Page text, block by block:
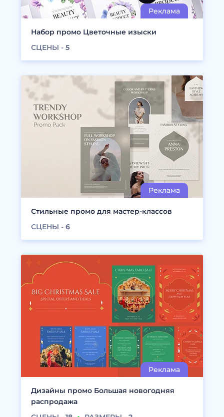
Набор промо Цветочные изыски
СЦЕНЫ - 5
Стильные промо для мастер-классов
СЦЕНЫ - 6
Дизайны промо Большая новогодняя
распродажа